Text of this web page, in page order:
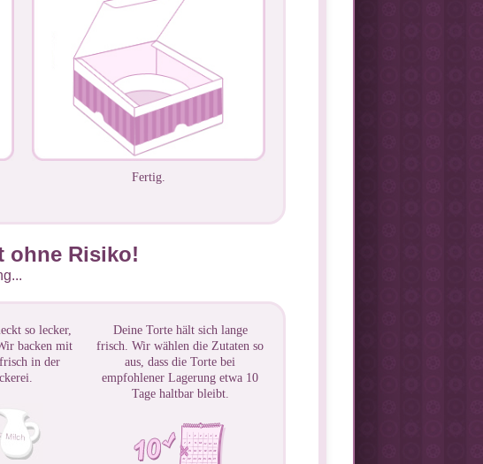
Fertig.
ohne Risiko!
so lecker,
backen mit
in der
Deine Torte hält sich lange
frisch. Wir wählen die Zutaten so
aus, dass die Torte bei
empfohlener Lagerung etwa 10
Tage haltbar bleibt.